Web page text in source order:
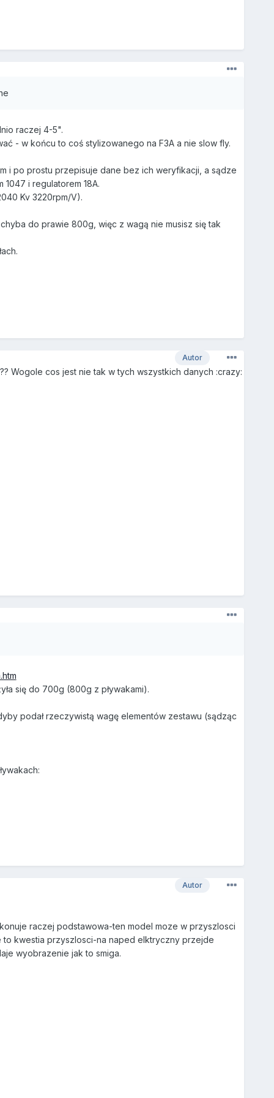
raczej 4-5".
- w końcu to coś stylizowanego na F3A a nie slow fly.
i po prostu przepisuje dane bez ich weryfikacji, a sądze
i regulatorem 18A.
Kv 3220rpm/V).
do prawie 800g, więc z wagą nie musisz się tak
Autor
Wogole cos jest nie tak w tych wszystkich danych :crazy:
się do 700g (800g z pływakami).
podał rzeczywistą wagę elementów zestawu (sądząc
Autor
raczej podstawowa-ten model moze w przyszlosci
kwestia przyszlosci-na naped elktryczny przejde
wyobrazenie jak to smiga.